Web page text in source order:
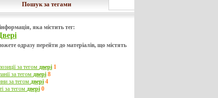
Пошук за тегами
яка містить тег:
одразу перейти до матеріалів, що містять
за тегом двері 1
за тегом двері 8
за тегом двері 4
за тегом двері 0